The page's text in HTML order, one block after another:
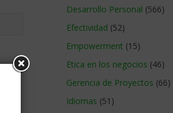
Desarrollo Personal (566)
Efectividad (52)
Empowerment (15)
Etica en los negocios (46)
Gerencia de Proyectos (66)
Idiomas (51)